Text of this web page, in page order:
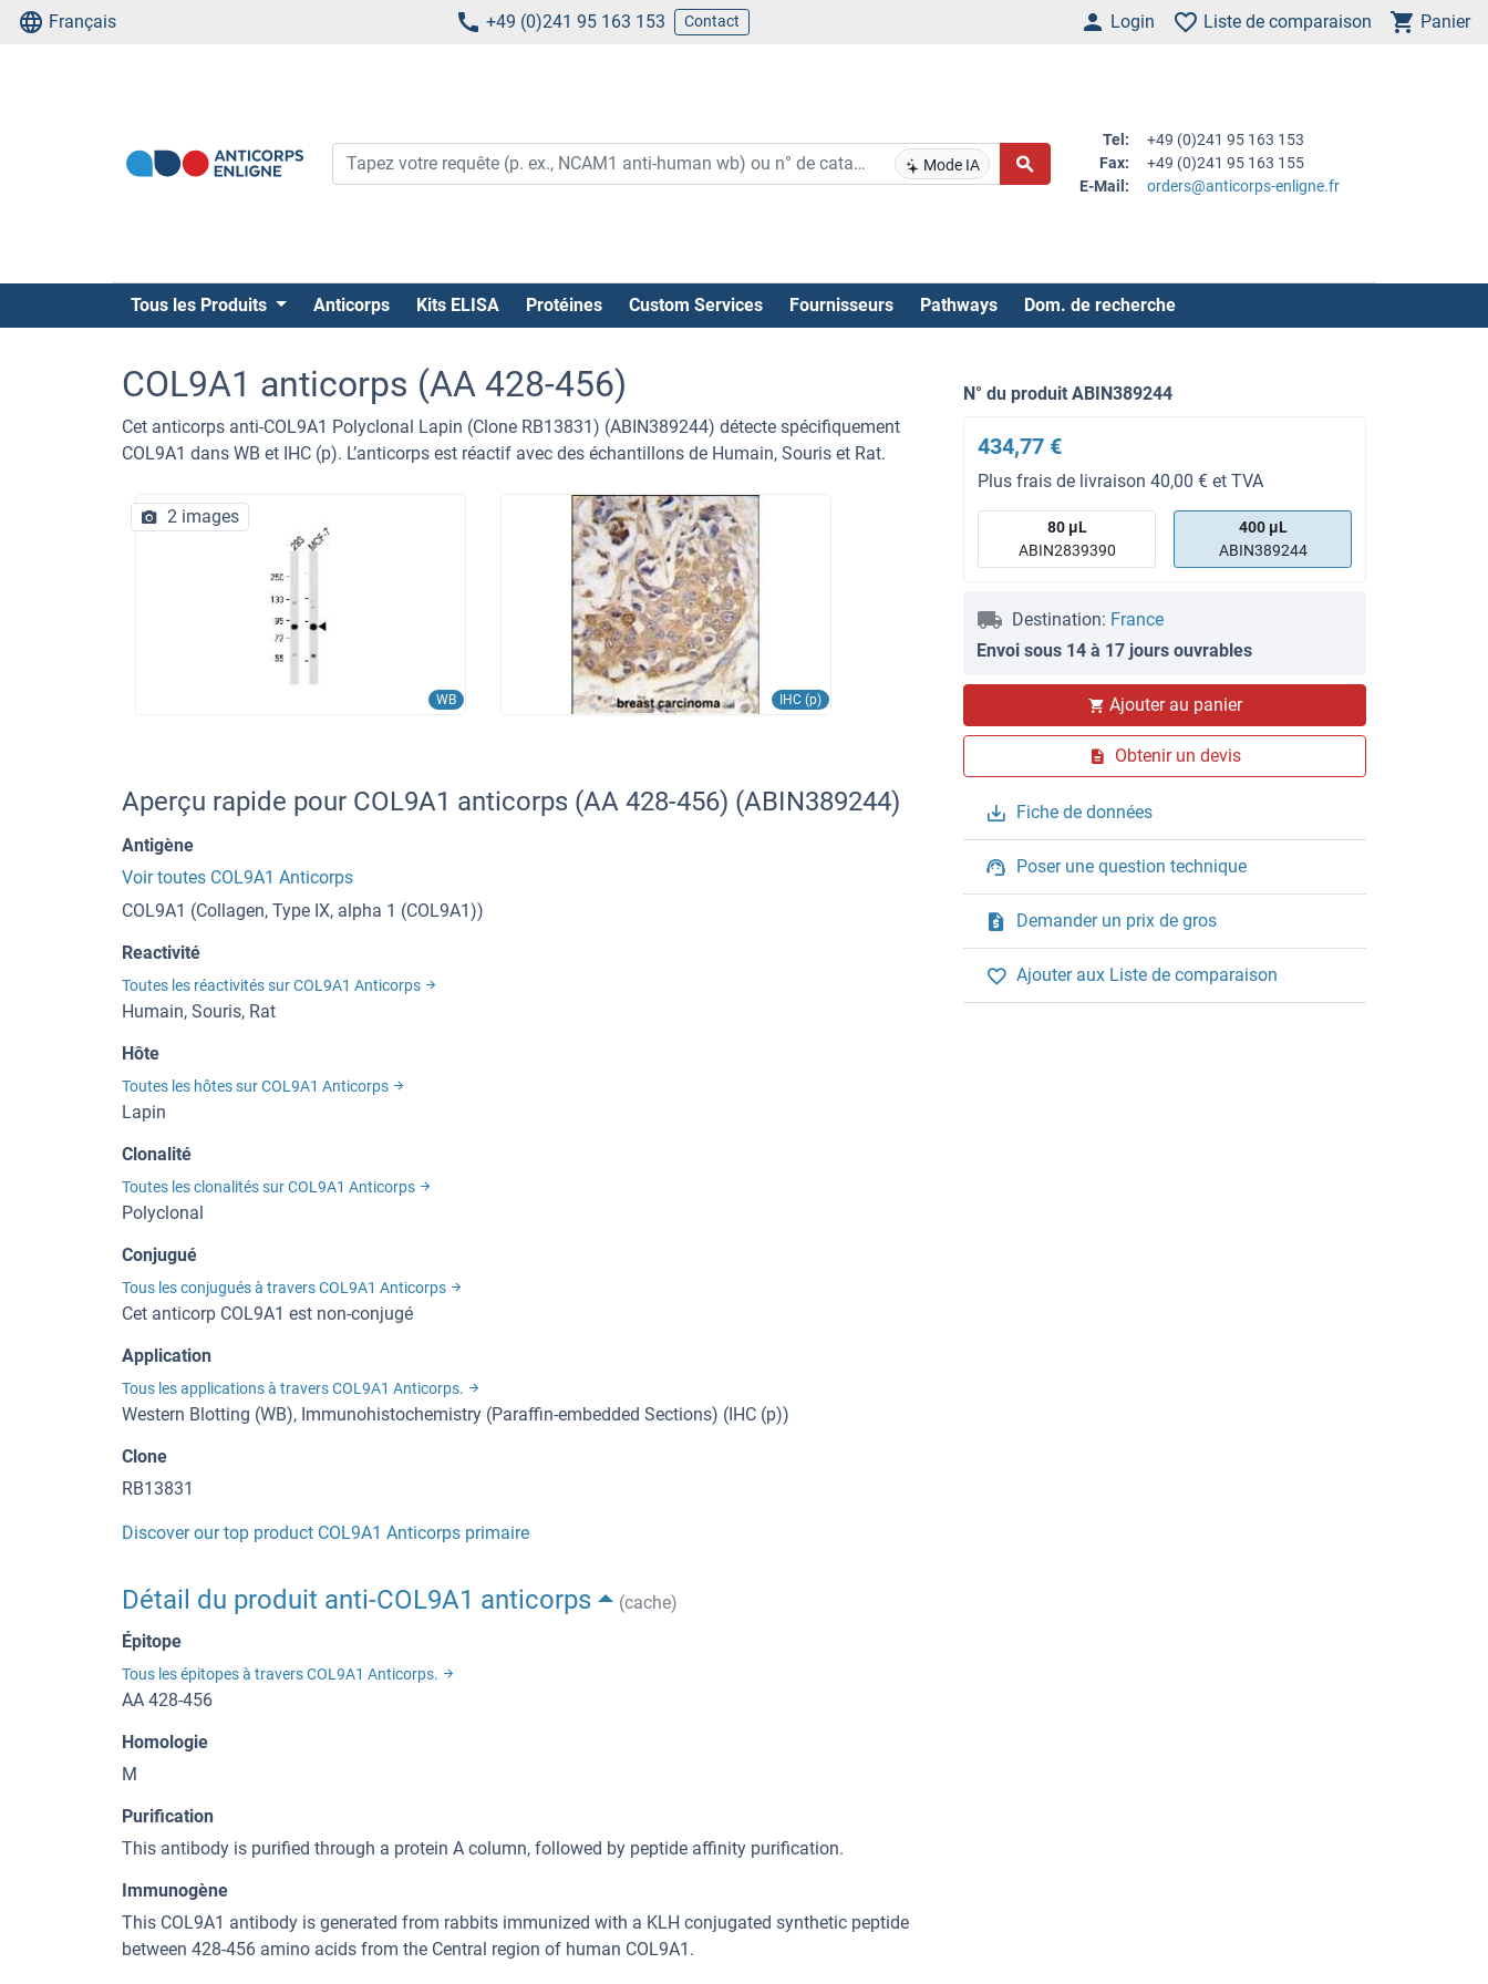
Français +49 (0)241 95 163 153 Contact Login Liste de comparaison Panier
Mode IA
Tel:
+49 (0)241 95 163 153
Fax:
+49 (0)241 95 163 155
E-Mail:
orders@anticorps-enligne.fr
Tous les Produits Anticorps Kits ELISA Protéines Custom Services Fournisseurs Pathways Dom. de recherche
COL9A1 anticorps (AA 428-456)
Cet anticorps anti-COL9A1 Polyclonal Lapin (Clone RB13831) (ABIN389244) détecte spécifiquement
COL9A1 dans WB et IHC (p). L’anticorps est réactif avec des échantillons de Humain, Souris et Rat.
WB IHC (p)
2 images
N° du produit ABIN389244
434,77 €
Plus frais de livraison 40,00 € et TVA
80 μL
ABIN2839390
400 μL
ABIN389244
Destination: France
Envoi sous 14 à 17 jours ouvrables
Ajouter au panier
Obtenir un devis
Fiche de données
Poser une question technique
Demander un prix de gros
Ajouter aux Liste de comparaison
Aperçu rapide pour COL9A1 anticorps (AA 428-456) (ABIN389244)
Antigène
Voir toutes COL9A1 Anticorps
COL9A1 (Collagen, Type IX, alpha 1 (COL9A1))
Reactivité
Toutes les réactivités sur COL9A1 Anticorps
Humain, Souris, Rat
Hôte
Toutes les hôtes sur COL9A1 Anticorps
Lapin
Clonalité
Toutes les clonalités sur COL9A1 Anticorps
Polyclonal
Conjugué
Tous les conjugués à travers COL9A1 Anticorps
Cet anticorp COL9A1 est non-conjugé
Application
Tous les applications à travers COL9A1 Anticorps.
Western Blotting (WB), Immunohistochemistry (Paraffin-embedded Sections) (IHC (p))
Clone
RB13831
Discover our top product COL9A1 Anticorps primaire
Détail du produit anti-COL9A1 anticorps
(cache)
Épitope
Tous les épitopes à travers COL9A1 Anticorps.
AA 428-456
Homologie
M
Purification
This antibody is purified through a protein A column, followed by peptide affinity purification.
Immunogène
This COL9A1 antibody is generated from rabbits immunized with a KLH conjugated synthetic peptide
between 428-456 amino acids from the Central region of human COL9A1.